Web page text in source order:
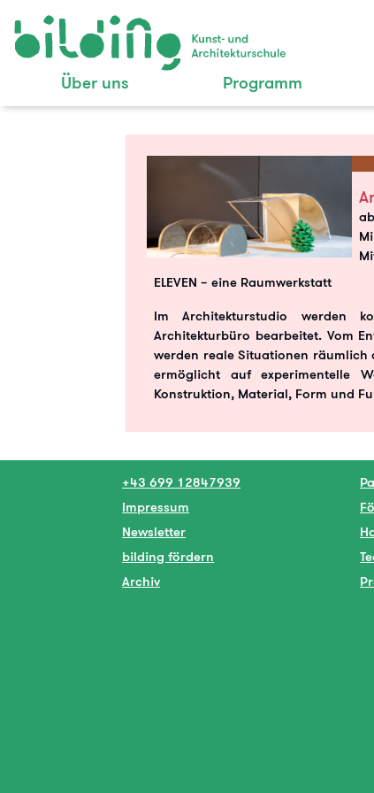
Über uns Programm
ELEVEN – eine Raumwerkstatt
Im Architekturstudio werden
Architekturbüro bearbeitet. Vom
werden reale Situationen
ermöglicht auf experimentelle
Konstruktion, Material, Form und
+43 699 12847939
Impressum
Newsletter
bilding fördern
Archiv